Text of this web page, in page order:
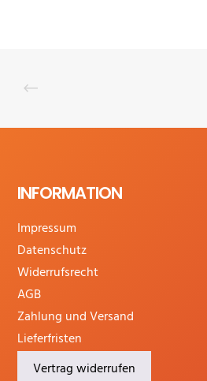
INFORMATION
Impressum
Datenschutz
Widerrufsrecht
AGB
Zahlung und Versand
Lieferfristen
Vertrag widerrufen